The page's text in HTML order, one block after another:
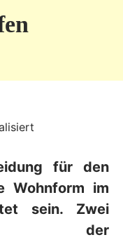
für den
Wohnform im
sein. Zwei
der